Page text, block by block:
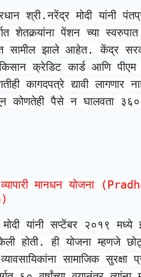
श्री.नरेंद्र मोदी यांनी
शेतकर्‍यांना पेंशन च्या
सामील झाले आहेत. केंद्र
किसान क्रेडिट कार्ड आणि
कागदपत्रे द्यावी लागणार
कोणतेही पैसे न घालवता
मानधन योजना
यांनी सप्टेंबर २०१९ मध्ये
होती. ही योजना म्हणजे छोट्या
सामाजिक सुरक्षा